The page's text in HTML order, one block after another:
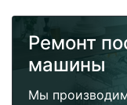
Ремонт
машины
Мы